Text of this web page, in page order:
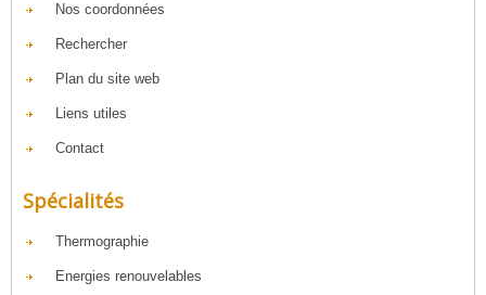
Nos coordonnées
Rechercher
Plan du site web
Liens utiles
Contact
Spécialités
Thermographie
Energies renouvelables